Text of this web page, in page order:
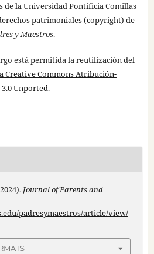
de la Universidad Pontificia Comillas
patrimoniales (copyright) de
y Maestros.
está permitida la reutilización del
Creative Commons Atribución-
Unported.
Journal of Parents and
padresymaestros/article/view/